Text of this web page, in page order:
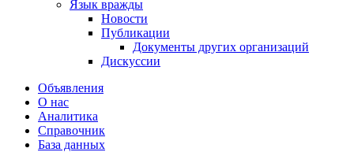
Язык вражды
Новости
Публикации
Документы других организаций
Дискуссии
Объявления
О нас
Аналитика
Справочник
База данных